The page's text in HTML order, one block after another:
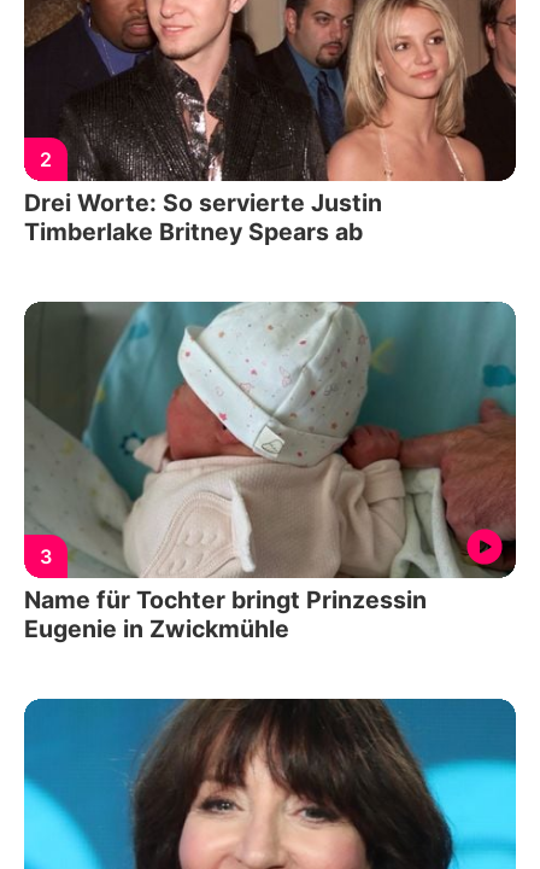
2
Drei Worte: So servierte Justin
Timberlake Britney Spears ab
3
Name für Tochter bringt Prinzessin
Eugenie in Zwickmühle